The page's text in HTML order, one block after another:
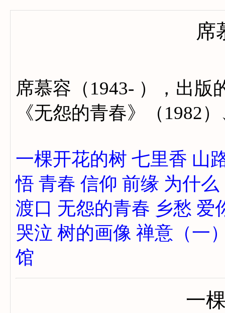
席
席慕容（1943- ），出版
《无怨的青春》（1982
一棵开花的树 七里香 山
悟 青春 信仰 前缘 为什么
渡口 无怨的青春 乡愁 爱
哭泣 树的画像 禅意（一
馆
一